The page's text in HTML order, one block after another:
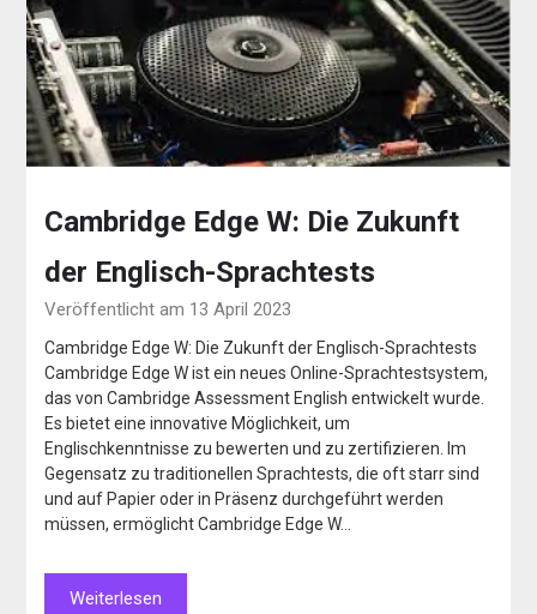
Cambridge Edge W: Die Zukunft
der Englisch-Sprachtests
Veröffentlicht am 13 April 2023
Cambridge Edge W: Die Zukunft der Englisch-Sprachtests
Cambridge Edge W ist ein neues Online-Sprachtestsystem,
das von Cambridge Assessment English entwickelt wurde.
Es bietet eine innovative Möglichkeit, um
Englischkenntnisse zu bewerten und zu zertifizieren. Im
Gegensatz zu traditionellen Sprachtests, die oft starr sind
und auf Papier oder in Präsenz durchgeführt werden
müssen, ermöglicht Cambridge Edge W…
Weiterlesen